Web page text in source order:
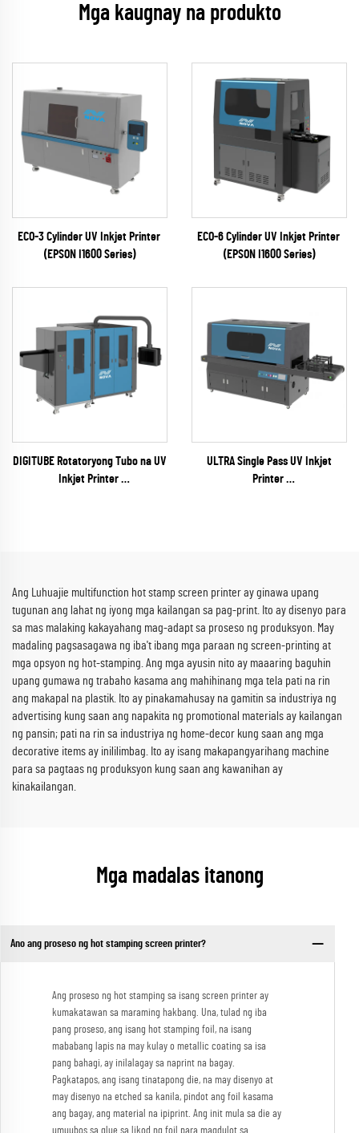
Mga kaugnay na produkto
ECO-3 Cylinder UV Inkjet Printer
(EPSON I1600 Series)
ECO-6 Cylinder UV Inkjet Printer
(EPSON I1600 Series)
DIGITUBE Rotatoryong Tubo na UV
Inkjet Printer
ULTRA Single Pass UV Inkjet
Printer
Ang Luhuajie multifunction hot stamp screen printer ay ginawa upang
tugunan ang lahat ng iyong mga kailangan sa pag-print. Ito ay disenyo para
sa mas malaking kakayahang mag-adapt sa proseso ng produksyon. May
madaling pagsasagawa ng iba't ibang mga paraan ng screen-printing at
mga opsyon ng hot-stamping. Ang mga ayusin nito ay maaaring baguhin
upang gumawa ng trabaho kasama ang mahihinang mga tela pati na rin
ang makapal na plastik. Ito ay pinakamahusay na gamitin sa industriya ng
advertising kung saan ang napakita ng promotional materials ay kailangan
ng pansin; pati na rin sa industriya ng home-decor kung saan ang mga
decorative items ay inililimbag. Ito ay isang makapangyarihang machine
para sa pagtaas ng produksyon kung saan ang kawanihan ay
kinakailangan.
Mga madalas itanong
Ano ang proseso ng hot stamping screen printer?
Ang proseso ng hot stamping sa isang screen printer ay
kumakatawan sa maraming hakbang. Una, tulad ng iba
pang proseso, ang isang hot stamping foil, na isang
mababang lapis na may kulay o metallic coating sa isa
pang bahagi, ay inilalagay sa naprint na bagay.
Pagkatapos, ang isang tinatapong die, na may disenyo at
may disenyo na etched sa kanila, pindot ang foil kasama
ang bagay, ang material na ipiprint. Ang init mula sa die ay
umuubos sa glue sa likod ng foil para magdulot sa